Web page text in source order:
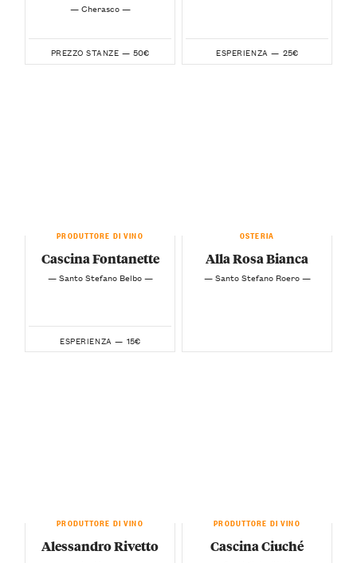
— Cherasco —
PREZZO STANZE — 50€ ESPERIENZA — 25€
PRODUTTORE DI VINO
Cascina Fontanette
— Santo Stefano Belbo —
ESPERIENZA — 15€
OSTERIA
Alla Rosa Bianca
— Santo Stefano Roero —
PRODUTTORE DI VINO
Alessandro Rivetto
PRODUTTORE DI VINO
Cascina Ciuché